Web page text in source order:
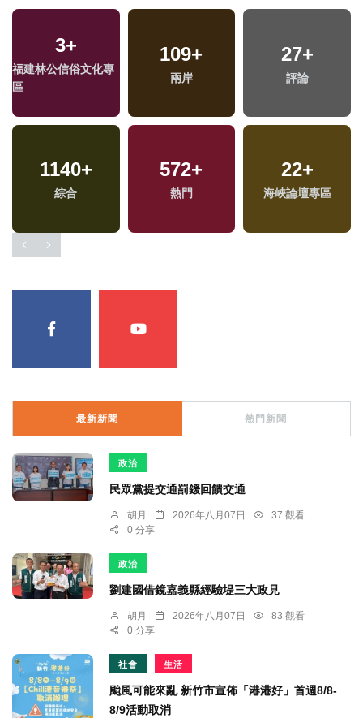
3+
福建林公信俗文化專
區
109+
兩岸
27+
評論
1140+
綜合
572+
熱門
22+
海峽論壇專區
最新新聞 熱門新聞
政治
民眾黨提交通罰鍰回饋交通
胡月 2026年八月07日
37 觀看
0 分享
政治
劉建國借鏡嘉義縣經驗堤三大政見
胡月 2026年八月07日
83 觀看
0 分享
社會 生活
颱風可能來亂 新竹市宣佈「港港好」首週8/8-
8/9活動取消